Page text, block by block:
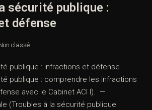
sécurité publique :
défense
classé
publique : infractions et défense
publique : comprendre les infractions
avec le Cabinet ACI I). —
(Troubles à la sécurité publique :